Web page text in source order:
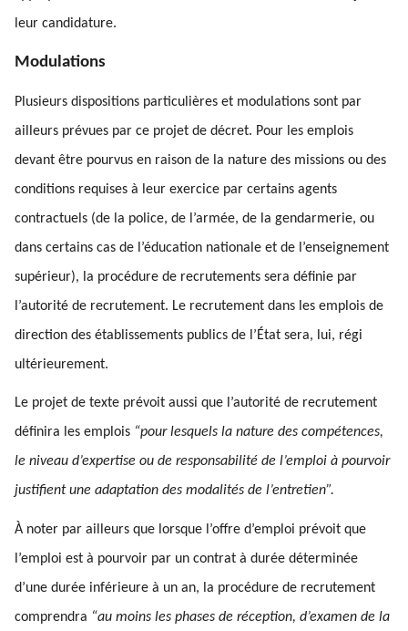
leur candidature.
Modulations
Plusieurs dispositions particulières et modulations sont par
ailleurs prévues par ce projet de décret. Pour les emplois
devant être pourvus en raison de la nature des missions ou des
conditions requises à leur exercice par certains agents
contractuels (de la police, de l’armée, de la gendarmerie, ou
dans certains cas de l’éducation nationale et de l’enseignement
supérieur), la procédure de recrutements sera définie par
l’autorité de recrutement. Le recrutement dans les emplois de
direction des établissements publics de l’État sera, lui, régi
ultérieurement.
Le projet de texte prévoit aussi que l’autorité de recrutement
définira les emplois “pour lesquels la nature des compétences,
le niveau d’expertise ou de responsabilité de l’emploi à pourvoir
justifient une adaptation des modalités de l’entretien”.
À noter par ailleurs que lorsque l’offre d’emploi prévoit que
l’emploi est à pourvoir par un contrat à durée déterminée
d’une durée inférieure à un an, la procédure de recrutement
comprendra “au moins les phases de réception, d’examen de la